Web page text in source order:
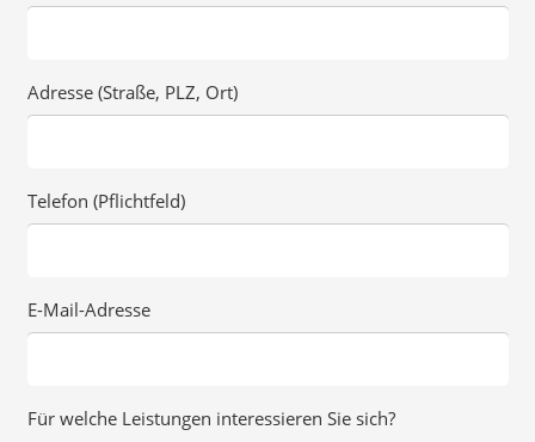
Adresse (Straße, PLZ, Ort)
Telefon (Pflichtfeld)
E-Mail-Adresse
Für welche Leistungen interessieren Sie sich?